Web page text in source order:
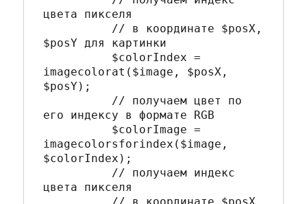
цвета пикселя
$posY для картинки
imagecolorat($image, $posX,
$posY);
его индексу в формате RGB
imagecolorsforindex($image,
$colorIndex);
цвета пикселя